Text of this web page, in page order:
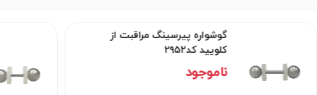
گوشواره پیرسینگ مراقبت از
کلویید کد۲۹۵۲
ناموجود